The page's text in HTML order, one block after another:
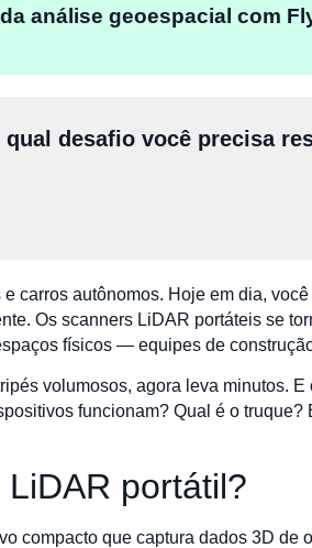
análise geoespacial com
qual desafio você precisa
carros autônomos. Hoje em dia,
Os scanners LiDAR portáteis se
físicos — equipes de
volumosos, agora leva minutos.
funcionam? Qual é o
portátil?
compacto que captura dados 3D